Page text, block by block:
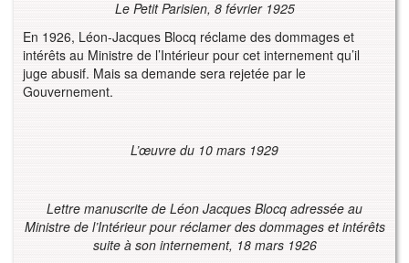
Le Petit Parisien, 8 février 1925
En 1926, Léon-Jacques Blocq réclame des dommages et
intérêts au Ministre de l’Intérieur pour cet internement qu’il
juge abusif. Mais sa demande sera rejetée par le
Gouvernement.
L’œuvre du 10 mars 1929
Lettre manuscrite de Léon Jacques Blocq adressée au
Ministre de l’Intérieur pour réclamer des dommages et intérêts
suite à son internement, 18 mars 1926